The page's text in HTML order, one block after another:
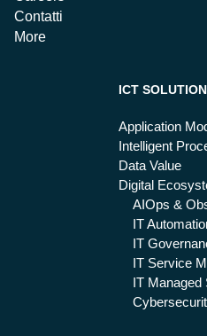
Contatti
More
ICT
Application
Intelligent
Data Value
Digital
AIOps &
IT
IT
IT Service
IT Managed